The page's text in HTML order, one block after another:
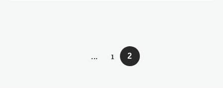
... 1 2